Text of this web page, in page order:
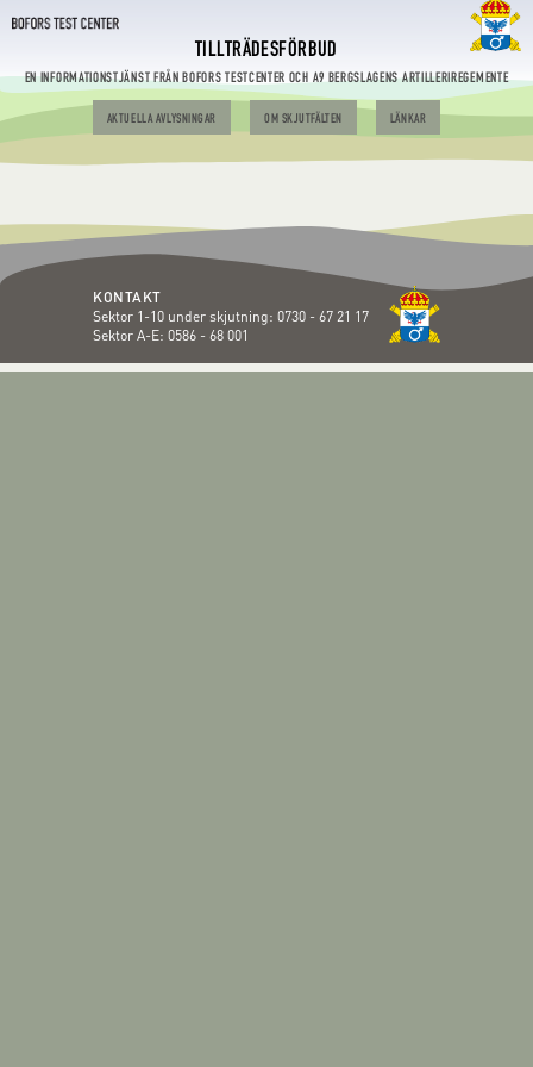
TILLTRÄDESFÖRBUD
EN INFORMATIONSTJÄNST FRÅN BOFORS TESTCENTER OCH A9 BERGSLAGENS ARTILLERIREGEMENTE
AKTUELLA AVLYSNINGAR OM SKJUTFÄLTEN LÄNKAR
KONTAKT
Sektor 1-10 under skjutning: 0730 - 67 21 17
Sektor A-E: 0586 - 68 001